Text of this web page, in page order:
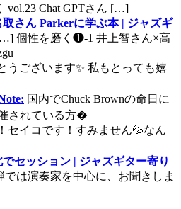
vol.23 Chat GPTさん […]
取さん Parkerに学ぶ本 | ジャズギ
個性を磨く❶-1 井上智さん×高
うございます✨ 私もとっても嬉
国内でChuck Brownの命日に
されている方�
セイコです！すみません💦なん
セッション | ジャズギター寄り
は演奏家を中心に、お聞きしま